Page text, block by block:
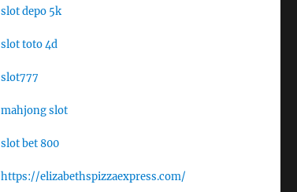
slot depo 5k
slot toto 4d
slot777
mahjong slot
slot bet 800
https://elizabethspizzaexpress.com/